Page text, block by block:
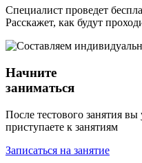
Специалист проведет
Расскажет, как будут
Начните
заниматься
После тестового занятия
приступаете к занятиям
Записаться на занятие